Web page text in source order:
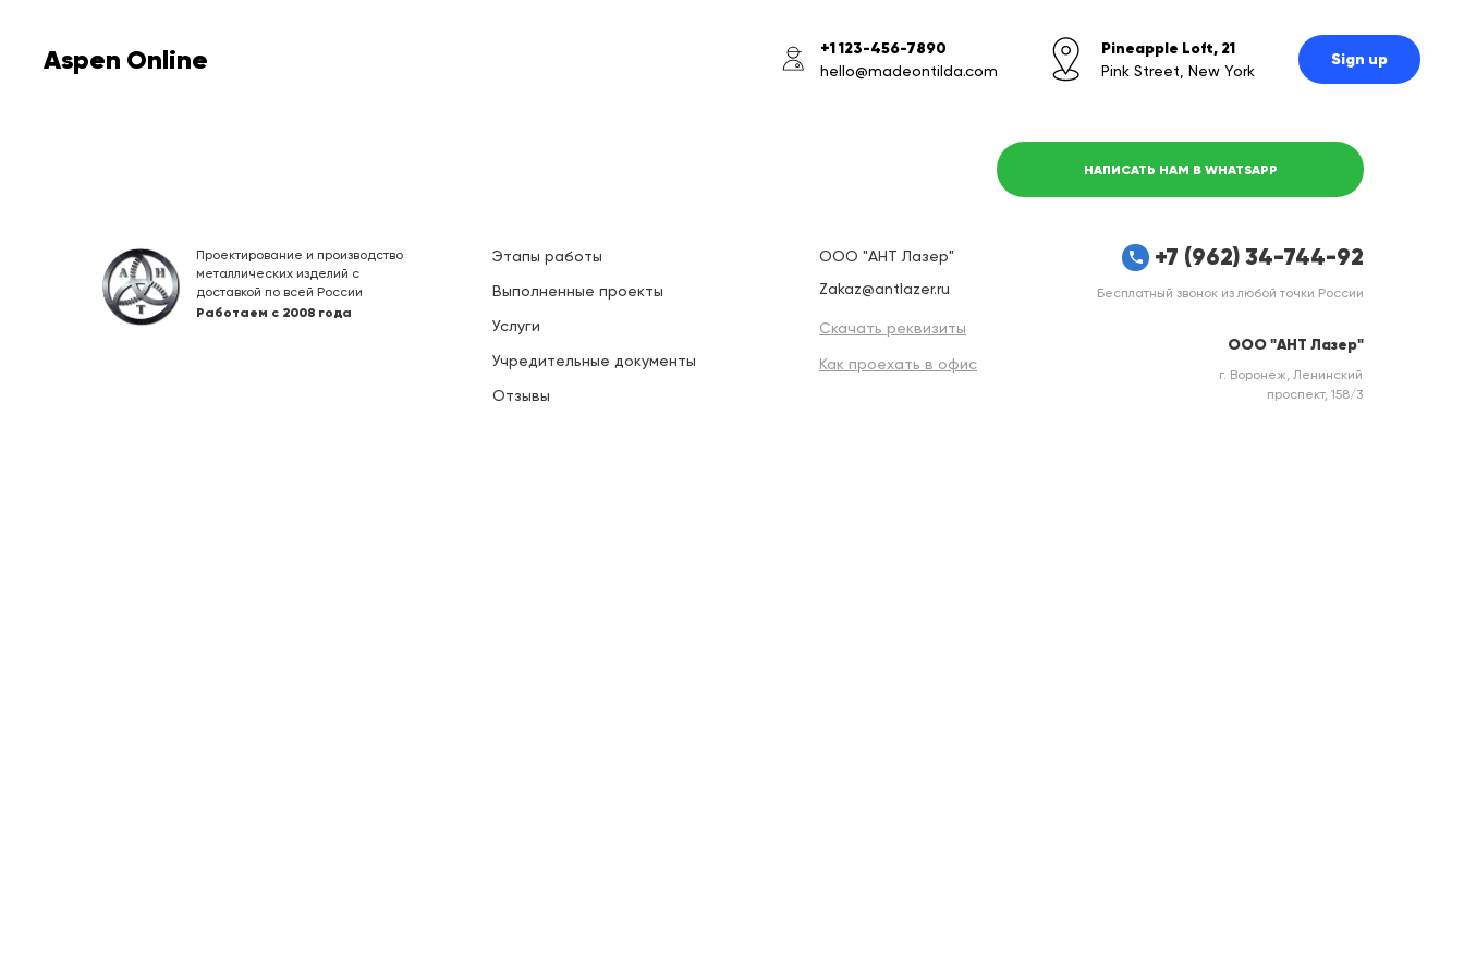
Aspen Online +1 123-456-7890
hello@madeontilda.com
Pineapple Loft, 21
Pink Street, New York
Sign up
НАПИСАТЬ НАМ В WHATSAPP
Проектирование и производство
металлических изделий с
доставкой по всей России
Бесплатный звонок из любой точки России
Работаем с 2008 года
+7 (962) 34-744-92
Этапы работы ООО "АНТ Лазер"
ООО "АНТ Лазер"
г. Воронеж, Ленинский
проспект, 158/3
Zakaz@antlazer.ru
Как проехать в офис
Скачать реквизиты
Выполненные проекты
Услуги
Учредительные документы
Отзывы